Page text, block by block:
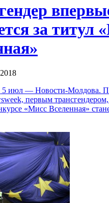
за титул
— Новости-Молдова.
первым
«Мисс Вселенная»